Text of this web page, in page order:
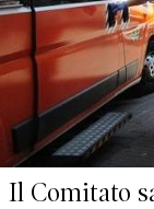
Il Comitato